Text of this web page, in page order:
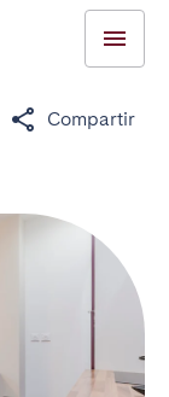
Compartir